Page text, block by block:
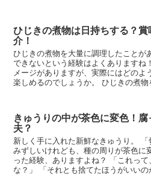
ひじきの煮物は日持ちする？
介！
ひじきの煮物を大量に調理したことが
できないという経験はよくありますね
メージがありますが、実際にはどのよ
楽しめるのでしょうか。 ひじきの煮物
きゅうりの中が茶色に変色！
夫？
新しく手に入れた新鮮なきゅうり。
みずしいけれども、種の周りが茶色に
った経験、ありますよね？ 「これっ
な？」 「それとも捨てたほうがいいの